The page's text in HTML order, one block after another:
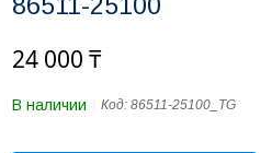
24 000 ₸
В наличии Код: 86511-25100_TG